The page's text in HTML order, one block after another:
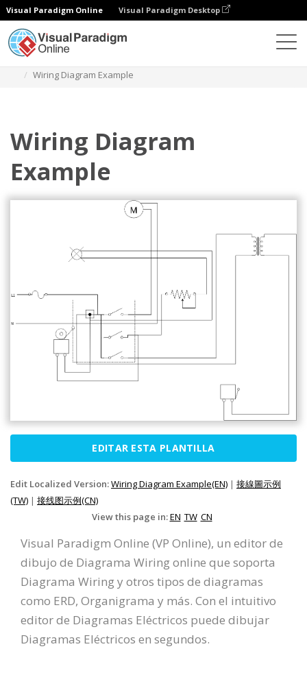
Visual Paradigm Online Visual Paradigm Desktop
Wiring Diagram Example
Wiring Diagram
Example
EDITAR ESTA PLANTILLA
Edit Localized Version:Wiring Diagram Example(EN) | 接線圖示例
(TW) | 接线图示例(CN)
View this page in:EN TW CN
Visual Paradigm Online (VP Online), un editor de
dibujo de Diagrama Wiring online que soporta
Diagrama Wiring y otros tipos de diagramas
como ERD, Organigrama y más. Con el intuitivo
editor de Diagramas Eléctricos puede dibujar
Diagramas Eléctricos en segundos.